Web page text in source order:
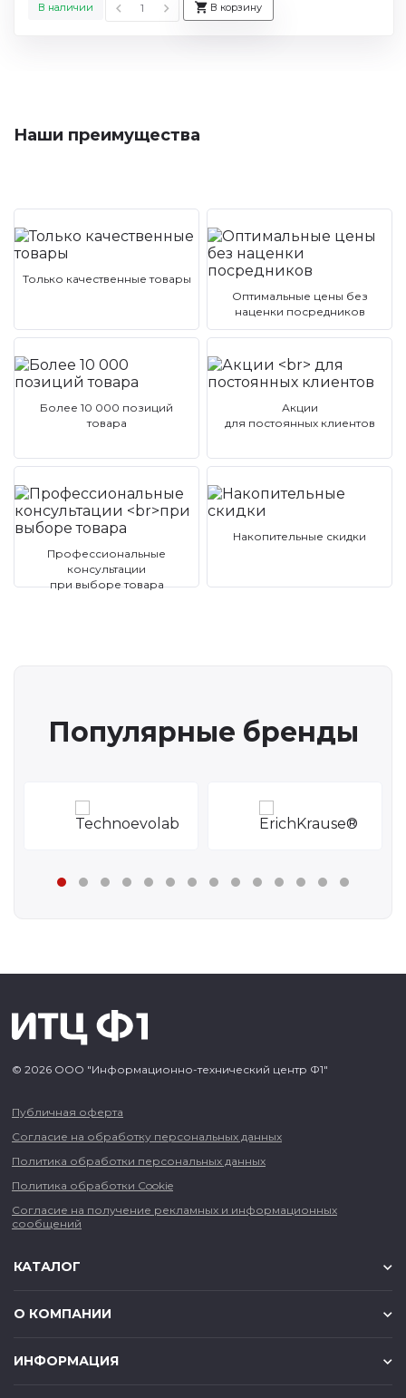
В наличии В корзину
Наши преимущества
Только качественные товары
Оптимальные цены без
наценки посредников
Более 10 000 позиций
товара
Акции
для постоянных клиентов
Профессиональные
консультации
при выборе товара
Накопительные скидки
Популярные бренды
© 2026 ООО "Информационно-технический центр Ф1"
Публичная оферта
Согласие на обработку персональных данных
Политика обработки персональных данных
Политика обработки Cookie
Согласие на получение рекламных и информационных
сообщений
КАТАЛОГ
О КОМПАНИИ
ИНФОРМАЦИЯ